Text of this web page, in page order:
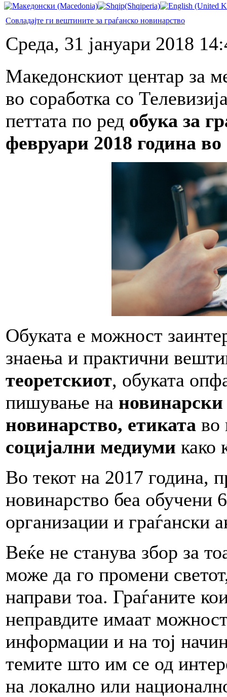
Совладајте ги вештините за граѓанско новинарство
Среда, 31 јануари 2018
Македонскиот центар за
во соработка со
петтата по ред обука за
февруари 2018 година
Обуката е можност
знаења и практични
теоретскиот, обуката
пишување на
новинарство, етиката во
социјални медиуми како
Во текот на 2017 година,
новинарство беа обучени
организации и граѓански
Веќе не станува збор за
може да го промени
направи тоа. Граѓаните
неправдите имаат
информации и на тој
темите што им се од
на локално или